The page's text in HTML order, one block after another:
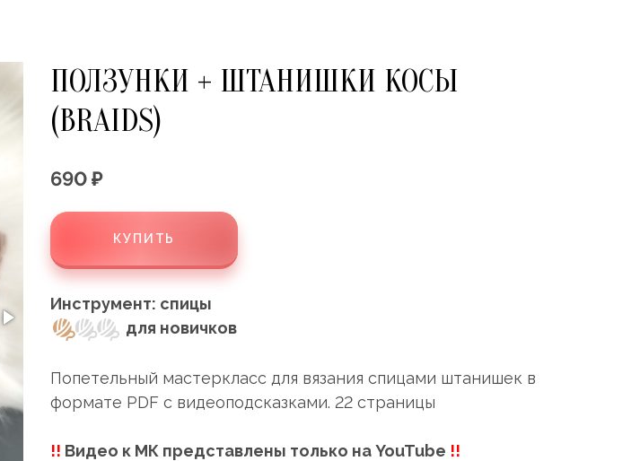
ПОЛЗУНКИ + ШТАНИШКИ КОСЫ
(BRAIDS)
690 ₽
КУПИТЬ
Инструмент: спицы
для новичков
Попетельный мастеркласс для вязания спицами штанишек в
формате PDF с видеоподсказками. 22 страницы
!! Видео к МК представлены только на YouTube !!